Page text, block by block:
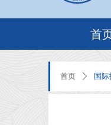
首
首页 ꄲ 国